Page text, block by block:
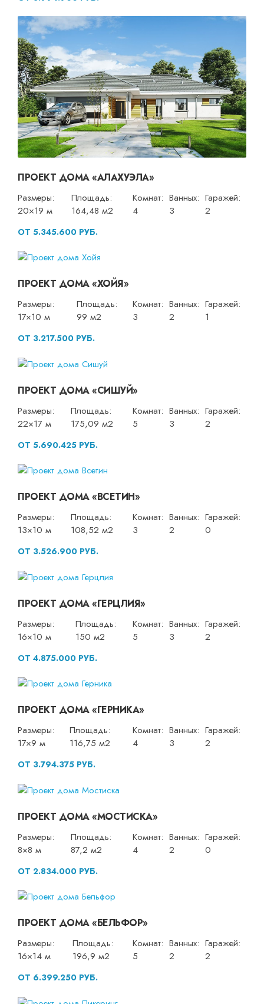
ПРОЕКТ ДОМА «АЛАХУЭЛА»
Размеры:
20×19 м
Площадь:
164,48 м2
Комнат:
4
Ванных:
3
Гаражей:
2
ОТ 5.345.600 РУБ.
ПРОЕКТ ДОМА «ХОЙЯ»
Размеры:
17×10 м
Площадь:
99 м2
Комнат:
3
Ванных:
2
Гаражей:
1
ОТ 3.217.500 РУБ.
ПРОЕКТ ДОМА «СИШУЙ»
Размеры:
22×17 м
Площадь:
175,09 м2
Комнат:
5
Ванных:
3
Гаражей:
2
ОТ 5.690.425 РУБ.
ПРОЕКТ ДОМА «ВСЕТИН»
Размеры:
13×10 м
Площадь:
108,52 м2
Комнат:
3
Ванных:
2
Гаражей:
0
ОТ 3.526.900 РУБ.
ПРОЕКТ ДОМА «ГЕРЦЛИЯ»
Размеры:
16×10 м
Площадь:
150 м2
Комнат:
5
Ванных:
3
Гаражей:
2
ОТ 4.875.000 РУБ.
ПРОЕКТ ДОМА «ГЕРНИКА»
Размеры:
17×9 м
Площадь:
116,75 м2
Комнат:
4
Ванных:
3
Гаражей:
2
ОТ 3.794.375 РУБ.
ПРОЕКТ ДОМА «МОСТИСКА»
Размеры:
8×8 м
Площадь:
87,2 м2
Комнат:
4
Ванных:
2
Гаражей:
0
ОТ 2.834.000 РУБ.
ПРОЕКТ ДОМА «БЕЛЬФОР»
Размеры:
16×14 м
Площадь:
196,9 м2
Комнат:
5
Ванных:
2
Гаражей:
2
ОТ 6.399.250 РУБ.